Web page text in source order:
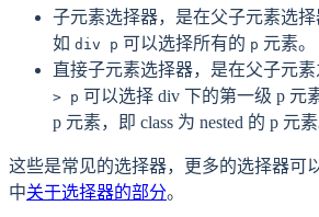
子元素选择器，是在父子元素选
如 div p 可以选择所有的 p 元素。
直接子元素选择器，是在父子元素
> p 可以选择 div 下的第一级 p 元
p 元素，即 class 为 nested 的 p 元素
这些是常见的选择器，更多的选择器可
中关于选择器的部分。